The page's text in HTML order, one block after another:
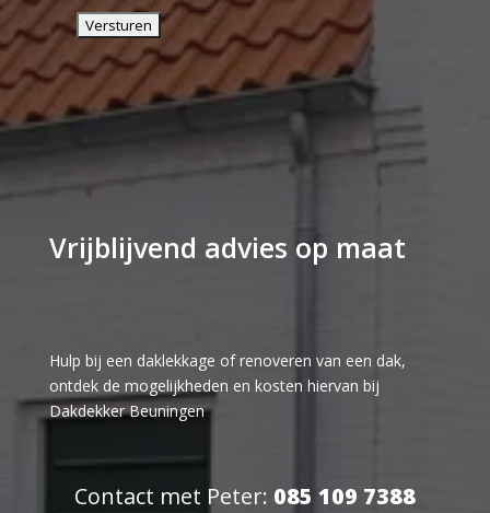
Vrijblijvend advies op maat
Hulp bij een daklekkage of renoveren van een dak,
ontdek de mogelijkheden en kosten hiervan bij
Dakdekker Beuningen
Contact met Peter: 085 109 7388